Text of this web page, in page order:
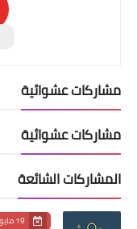
مشاركات عشوائية
مشاركات عشوائية
المشاركات الشائعة
19 مايو 2022